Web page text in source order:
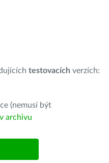
testovacích verzích:
(nemusí být
v archivu